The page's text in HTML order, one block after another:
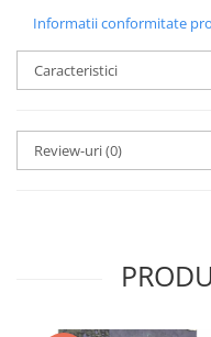
Informatii conformitate
Caracteristici
Review-uri(0)